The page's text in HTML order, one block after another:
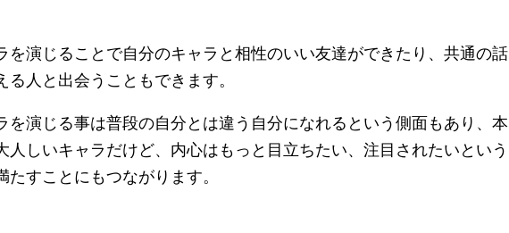
を演じることで自分のキャラと相性のいい友達ができたり、共通の話
る人と出会うこともできます。
を演じる事は普段の自分とは違う自分になれるという側面もあり、本
人しいキャラだけど、内心はもっと目立ちたい、注目されたいという
たすことにもつながります。